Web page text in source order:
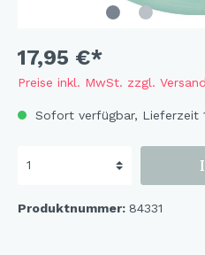
17,95 €*
Preise inkl. MwSt. zzgl.
Sofort verfügbar, Lieferzeit
Produktnummer: 84331